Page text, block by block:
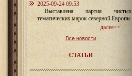
2025-09-24 09:53
Выставлена партия чистых
тематических марок северной Европы
далее>>
Все новости
СТАТЬИ